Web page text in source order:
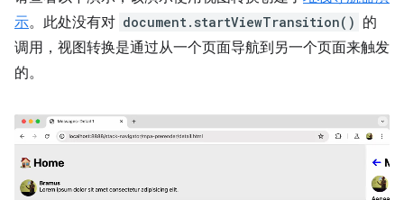
示。此处没有对 document.startViewTransition() 的
调用，视图转换是通过从一个页面导航到另一个页面来触发
的。